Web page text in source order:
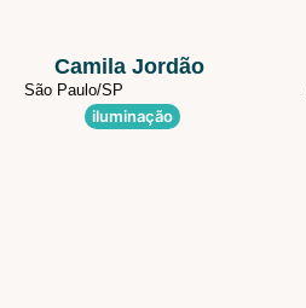
Camila Jordão
São Paulo/SP
iluminação